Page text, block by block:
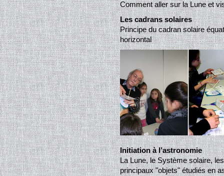
Comment aller sur la Lune et
Les cadrans solaires
Principe du cadran solaire
horizontal
Initiation à l’astronomie
La Lune, le Système solaire,
principaux "objets" étudiés en